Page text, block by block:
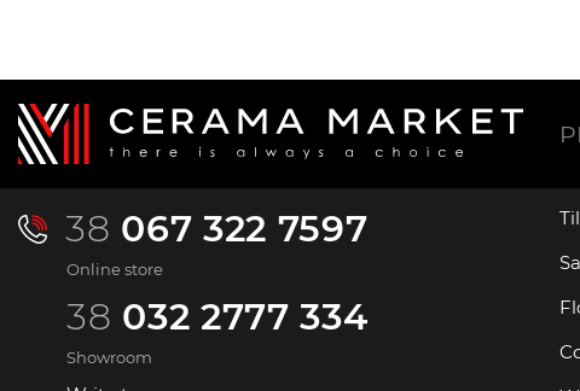
38 067 322 7597
Online store
38 032 2777 334
Showroom